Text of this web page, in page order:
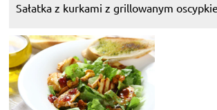
Sałatka z kurkami z grillowanym